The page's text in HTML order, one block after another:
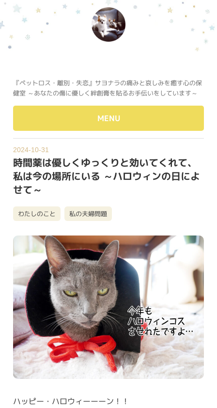
『ペットロス・離別・失恋』サヨナラの痛みと哀しみを癒す心の保
健室 ～あなたの傷に優しく絆創膏を貼るお手伝いをしています～
MENU
2024-10-31
時間薬は優しくゆっくりと効いてくれて、
私は今の場所にいる ～ハロウィンの日によ
せて～
わたしのこと 私の夫婦問題
ハッピー・ハロウィーーーン！！